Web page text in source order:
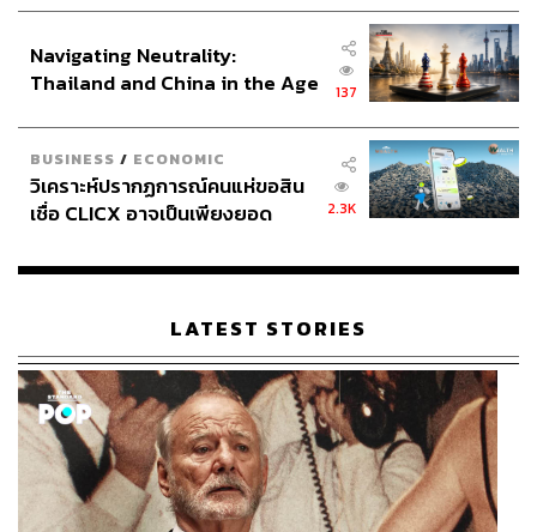
Navigating Neutrality:
Thailand and China in the Age
137
BUSINESS / ECONOMIC
วิเคราะห์ปรากฏการณ์คนแห่ขอสิน
เชื่อ CLICX อาจเป็นเพียงยอด
เรือนไทยที่ถูกซุกไว้
2.3K
LATEST STORIES